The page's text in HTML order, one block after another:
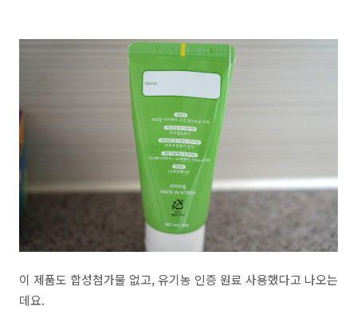
이 제품도 합성첨가물 없고, 유기농 인증 원료 사용했다고 나오는
데요.